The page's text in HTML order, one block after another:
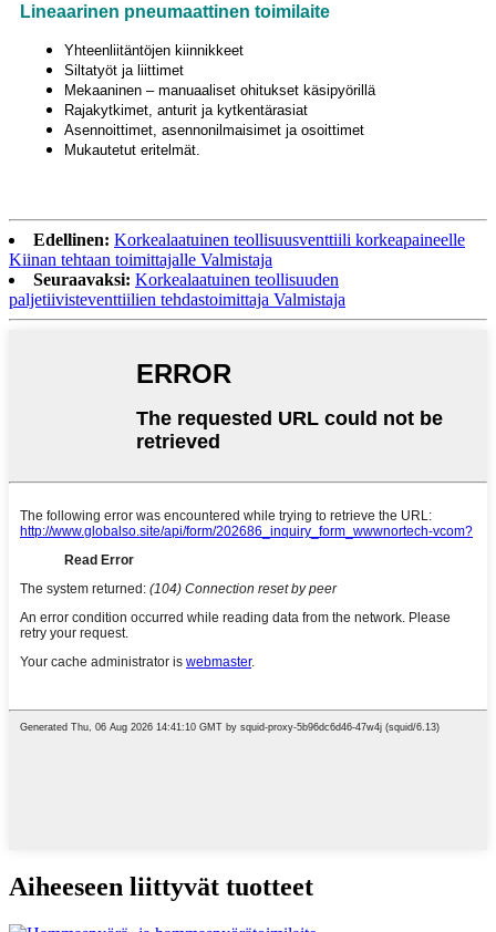
Lineaarinen pneumaattinen toimilaite
Yhteenliitäntöjen kiinnikkeet
Siltatyöt ja liittimet
Mekaaninen – manuaaliset ohitukset käsipyörillä
Rajakytkimet, anturit ja kytkentärasiat
Asennoittimet, asennonilmaisimet ja osoittimet
Mukautetut eritelmät.
Edellinen: Korkealaatuinen teollisuusventtiili korkeapaineelle
Kiinan tehtaan toimittajalle Valmistaja
Seuraavaksi: Korkealaatuinen teollisuuden
paljetiivisteventtiilien tehdastoimittaja Valmistaja
Aiheeseen liittyvät tuotteet